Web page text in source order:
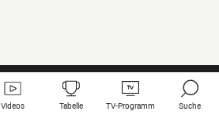
Videos Tabelle TV-Programm Suche